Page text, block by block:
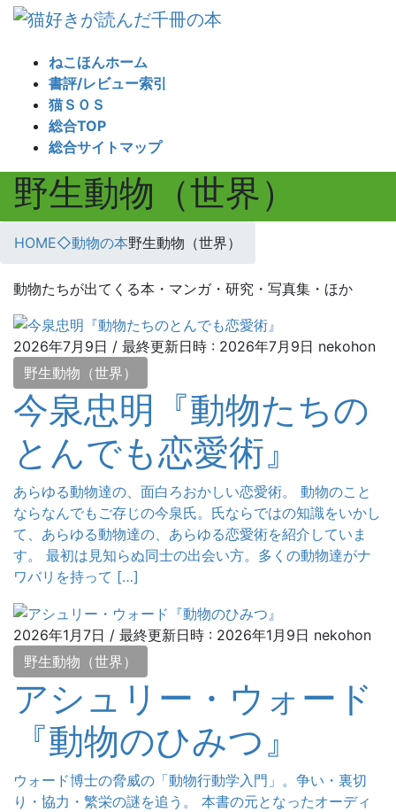
ねこほんホーム
書評/レビュー索引
猫ＳＯＳ
総合TOP
総合サイトマップ
野生動物（世界）
HOME◇動物の本野生動物（世界）
動物たちが出てくる本・マンガ・研究・写真集・ほか
2026年7月9日 / 最終更新日時 : 2026年7月9日 nekohon
野生動物（世界）
今泉忠明『動物たちの
とんでも恋愛術』
あらゆる動物達の、面白ろおかしい恋愛術。 動物のこと
ならなんでもご存じの今泉氏。氏ならではの知識をいかし
て、あらゆる動物達の、あらゆる恋愛術を紹介していま
す。 最初は見知らぬ同士の出会い方。多くの動物達がナ
ワバリを持って […]
2026年1月7日 / 最終更新日時 : 2026年1月9日 nekohon
野生動物（世界）
アシュリー・ウォード
『動物のひみつ』
ウォード博士の脅威の「動物行動学入門」。争い・裏切
り・協力・繁栄の謎を追う。 本書の元となったオーディ